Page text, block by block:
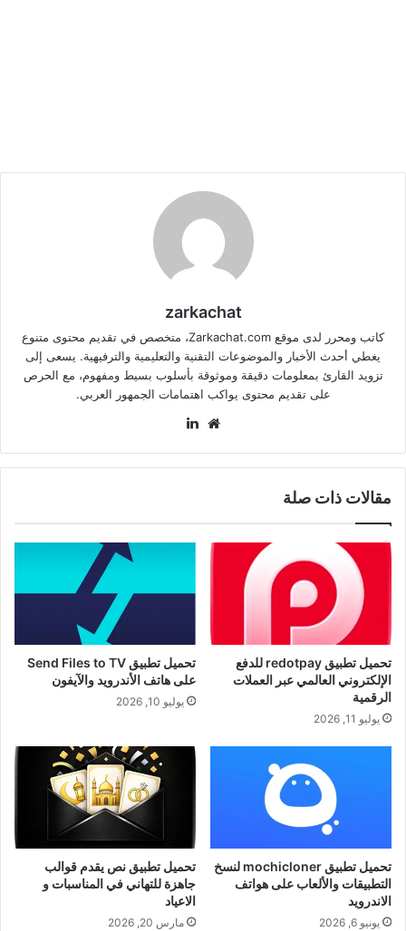
zarkachat
كاتب ومحرر لدى موقع Zarkachat.com، متخصص في تقديم محتوى متنوع
يغطي أحدث الأخبار والموضوعات التقنية والتعليمية والترفيهية. يسعى إلى
تزويد القارئ بمعلومات دقيقة وموثوقة بأسلوب بسيط ومفهوم، مع الحرص
على تقديم محتوى يواكب اهتمامات الجمهور العربي.
موقع
مقالات ذات صلة
تحميل تطبيق redotpay للدفع
الإلكتروني العالمي عبر العملات
الرقمية
يوليو 11, 2026
تحميل تطبيق Send Files to TV
على هاتف الأندرويد والآيفون
يوليو 10, 2026
تحميل تطبيق mochicloner لنسخ
التطبيقات والألعاب على هواتف
الاندرويد
يونيو 6, 2026
تحميل تطبيق نص يقدم قوالب
جاهزة للتهاني في المناسبات و
الاعياد
مارس 20, 2026